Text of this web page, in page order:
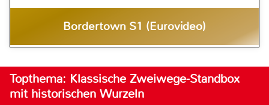
Bordertown S1 (Eurovideo)
Topthema: Klassische Zweiwege-Standbox
mit historischen Wurzeln